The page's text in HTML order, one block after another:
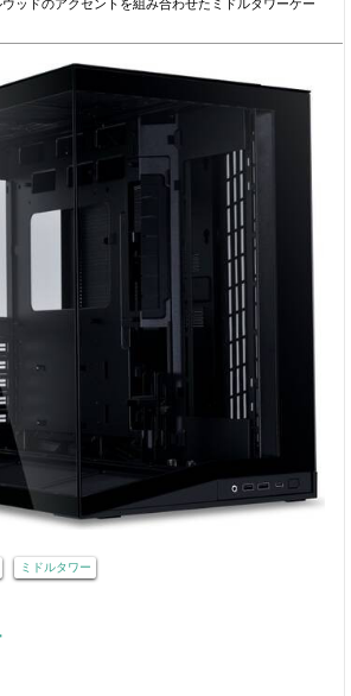
ッドのアクセントを組み合わせたミドルタワーケー
ミドルタワー